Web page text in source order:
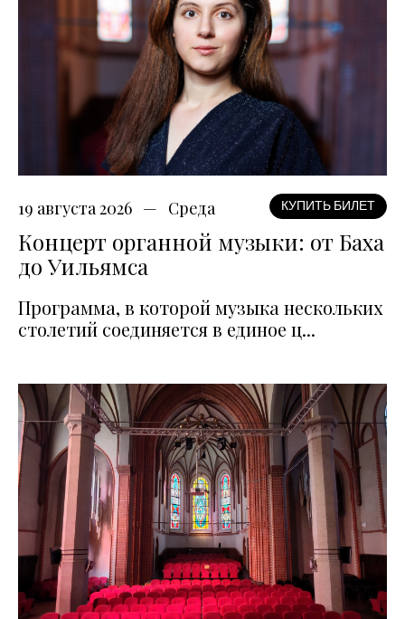
19 августа 2026 Среда КУПИТЬ БИЛЕТ
Концерт органной музыки: от Баха
до Уильямса
Программа, в которой музыка нескольких
столетий соединяется в единое ц...